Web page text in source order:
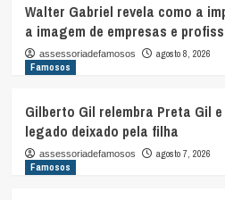
Walter Gabriel revela como a
a imagem de empresas e
assessoriadefamosos
agosto 8, 2026
Famosos
Gilberto Gil relembra Preta Gil
legado deixado pela filha
assessoriadefamosos
agosto 7, 2026
Famosos